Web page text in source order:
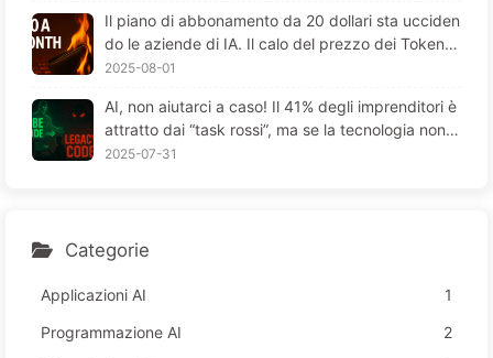
Il piano di abbonamento da 20 dollari sta ucciden
do le aziende di IA. Il calo del prezzo dei Token è
un'illusione; il vero costo dell'IA è la tua avidità - I
2025-08-01
AI, non aiutarci a caso! Il 41% degli imprenditori è
attratto dai “task rossi”, ma se la tecnologia non f
unziona, i dipendenti soffrono di più—Impara lent
2025-07-31
Categorie
Applicazioni AI
1
Programmazione AI
2